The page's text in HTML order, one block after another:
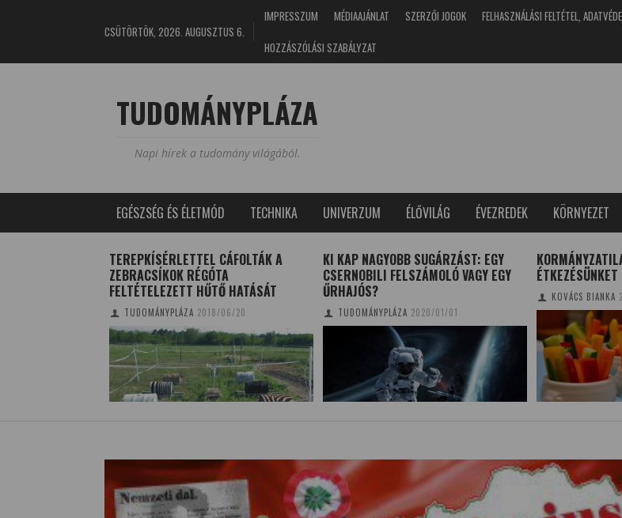
CSÜTÖRTÖK, 2026. AUGUSZTUS 6.
IMPRESSZUM MÉDIAAJÁNLAT SZERZŐI JOGOK
FELHASZNÁLÁSI FELTÉTEL,
HOZZÁSZÓLÁSI SZABÁLYZAT
TUDOMÁNYPLÁZA
Napi hírek a tudomány világából.
EGÉSZSÉG ÉS ÉLETMÓD TECHNIKA UNIVERZUM ÉLŐVILÁG ÉVEZREDEK KÖRNYEZET
TEREPKÍSÉRLETTEL CÁFOLTÁK A
ZEBRACSÍKOK RÉGÓTA
FELTÉTELEZETT HŰTŐ HATÁSÁT
TUDOMÁNYPLÁZA 2018/06/20
KI KAP NAGYOBB SUGÁRZÁST: EGY
CSERNOBILI FELSZÁMOLÓ VAGY EGY
ŰRHAJÓS?
TUDOMÁNYPLÁZA 2020/01/01
ÉTKEZÉSÜNKET
KOVÁCS BIANKA